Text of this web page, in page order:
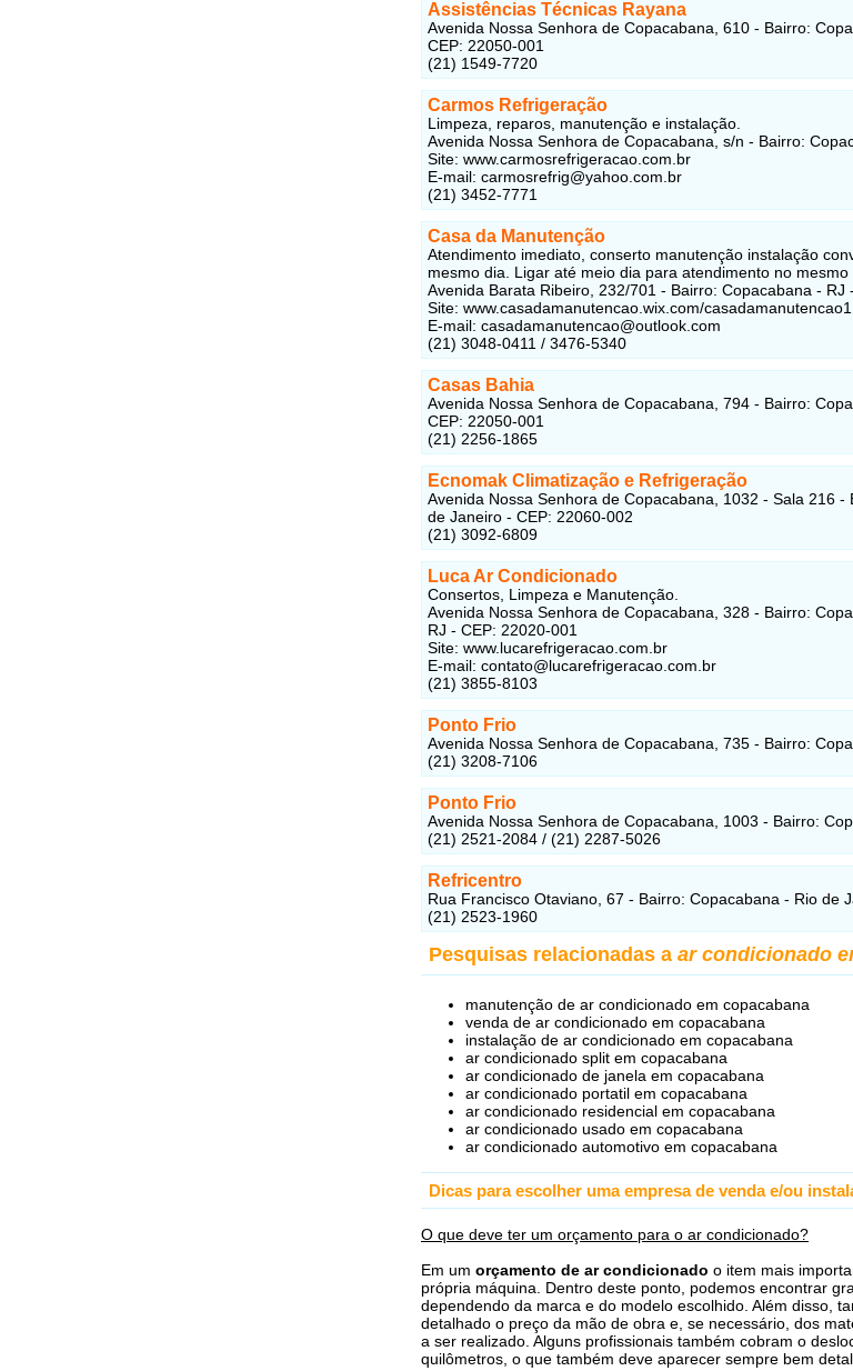
Assistências Técnicas Rayana
Avenida Nossa Senhora de Copacabana, 610 - Bairro:
CEP: 22050-001
(21) 1549-7720
Carmos Refrigeração
Limpeza, reparos, manutenção e instalação.
Avenida Nossa Senhora de Copacabana, s/n - Bairro:
Site: www.carmosrefrigeracao.com.br
E-mail: carmosrefrig@yahoo.com.br
(21) 3452-7771
Casa da Manutenção
Atendimento imediato, conserto manutenção instalação
mesmo dia. Ligar até meio dia para atendimento no mesmo
Avenida Barata Ribeiro, 232/701 - Bairro: Copacabana - RJ
Site: www.casadamanutencao.wix.com/casadamanutencao1
E-mail: casadamanutencao@outlook.com
(21) 3048-0411 / 3476-5340
Casas Bahia
Avenida Nossa Senhora de Copacabana, 794 - Bairro:
CEP: 22050-001
(21) 2256-1865
Ecnomak Climatização e Refrigeração
Avenida Nossa Senhora de Copacabana, 1032 - Sala 216 -
de Janeiro - CEP: 22060-002
(21) 3092-6809
Luca Ar Condicionado
Consertos, Limpeza e Manutenção.
Avenida Nossa Senhora de Copacabana, 328 - Bairro:
RJ - CEP: 22020-001
Site: www.lucarefrigeracao.com.br
E-mail: contato@lucarefrigeracao.com.br
(21) 3855-8103
Ponto Frio
Avenida Nossa Senhora de Copacabana, 735 - Bairro:
(21) 3208-7106
Ponto Frio
Avenida Nossa Senhora de Copacabana, 1003 - Bairro:
(21) 2521-2084 / (21) 2287-5026
Refricentro
Rua Francisco Otaviano, 67 - Bairro: Copacabana - Rio de
(21) 2523-1960
Pesquisas relacionadas a ar condicionado
manutenção de ar condicionado em copacabana
venda de ar condicionado em copacabana
instalação de ar condicionado em copacabana
ar condicionado split em copacabana
ar condicionado de janela em copacabana
ar condicionado portatil em copacabana
ar condicionado residencial em copacabana
ar condicionado usado em copacabana
ar condicionado automotivo em copacabana
Dicas para escolher uma empresa de venda e/ou
O que deve ter um orçamento para o ar condicionado?
Em um orçamento de ar condicionado o item mais
própria máquina. Dentro deste ponto, podemos encontrar
dependendo da marca e do modelo escolhido. Além disso,
detalhado o preço da mão de obra e, se necessário, dos
a ser realizado. Alguns profissionais também cobram o
quilômetros, o que também deve aparecer sempre bem